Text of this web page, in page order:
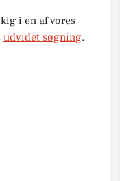
i en af vores
udvidet søgning.